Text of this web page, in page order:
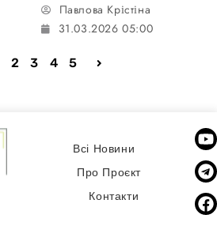
Павлова Крістіна
31.03.2026 05:00
2 3 4 5
Всі Новини
Про Проєкт
Контакти